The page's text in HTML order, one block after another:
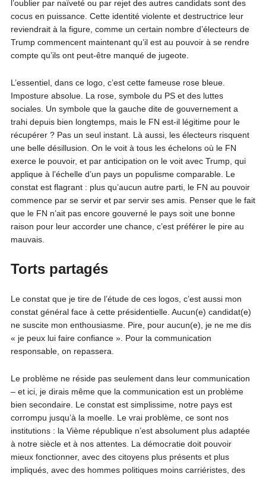
l’oublier par naïveté ou par rejet des autres candidats sont des
cocus en puissance. Cette identité violente et destructrice leur
reviendrait à la figure, comme un certain nombre d’électeurs de
Trump commencent maintenant qu’il est au pouvoir à se rendre
compte qu’ils ont peut-être manqué de jugeote.
L’essentiel, dans ce logo, c’est cette fameuse rose bleue.
Imposture absolue. La rose, symbole du PS et des luttes
sociales. Un symbole que la gauche dite de gouvernement a
trahi depuis bien longtemps, mais le FN est-il légitime pour le
récupérer ? Pas un seul instant. Là aussi, les électeurs risquent
une belle désillusion. On le voit à tous les échelons où le FN
exerce le pouvoir, et par anticipation on le voit avec Trump, qui
applique à l’échelle d’un pays un populisme comparable. Le
constat est flagrant : plus qu’aucun autre parti, le FN au pouvoir
commence par se servir et par servir ses amis. Penser que le fait
que le FN n’ait pas encore gouverné le pays soit une bonne
raison pour leur accorder une chance, c’est préférer le pire au
mauvais.
Torts partagés
Le constat que je tire de l’étude de ces logos, c’est aussi mon
constat général face à cette présidentielle. Aucun(e) candidat(e)
ne suscite mon enthousiasme. Pire, pour aucun(e), je ne me dis
« je peux lui faire confiance ». Pour la communication
responsable, on repassera.
Le problème ne réside pas seulement dans leur communication
– et ici, je dirais même que la communication est un problème
bien secondaire. Le constat est simplissime, notre pays est
corrompu jusqu’à la moelle. Le vrai problème, ce sont nos
institutions : la Vième république n’est absolument plus adaptée
à notre siècle et à nos attentes. La démocratie doit pouvoir
mieux fonctionner, avec des citoyens plus présents et plus
impliqués, avec des hommes politiques moins carriéristes, des